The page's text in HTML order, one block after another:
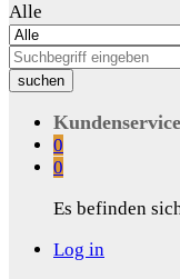
Alle
suchen
Kundenservice
0
0
Es befinden
Log in